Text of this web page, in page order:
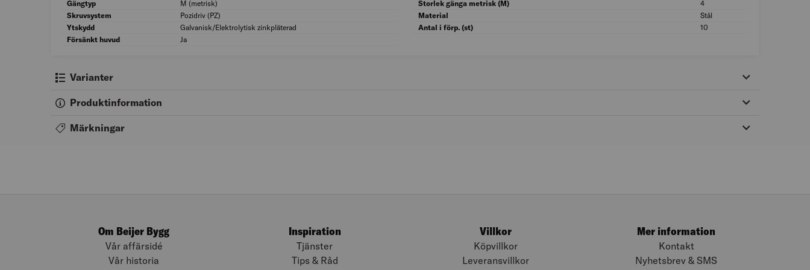
Gängtyp
M (metrisk)
Gängtyp: M (metrisk)
Skruvsystem
Pozidriv (PZ)
Skruvsystem: Pozidriv (PZ)
Ytskydd
Galvanisk/Elektrolytisk zinkpläterad
Ytskydd: Galvanisk/Elektrolytisk zinkpläterad
Försänkt huvud
Ja
Storlek gänga metrisk (M)
4
Material
Stål
Antal i förp. (st)
10
Varianter
Produktinformation
Märkningar
Om Beijer Bygg
Vår affärsidé
Vår historia
Inspiration
Tjänster
Tips & Råd
Villkor
Köpvillkor
Leveransvillkor
Mer information
Kontakt
Nyhetsbrev & SMS